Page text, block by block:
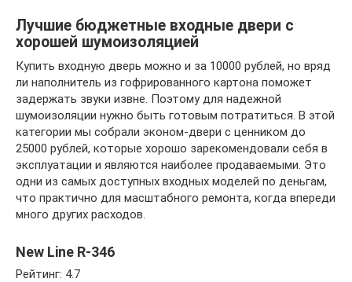
Лучшие бюджетные входные двери с
хорошей шумоизоляцией
Купить входную дверь можно и за 10000 рублей, но вряд
ли наполнитель из гофрированного картона поможет
задержать звуки извне. Поэтому для надежной
шумоизоляции нужно быть готовым потратиться. В этой
категории мы собрали эконом-двери с ценником до
25000 рублей, которые хорошо зарекомендовали себя в
эксплуатации и являются наиболее продаваемыми. Это
одни из самых доступных входных моделей по деньгам,
что практично для масштабного ремонта, когда впереди
много других расходов.
New Line R-346
Рейтинг: 4.7